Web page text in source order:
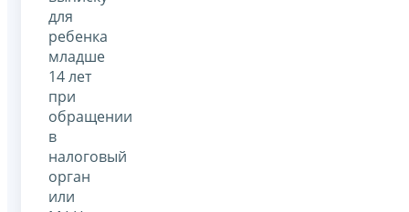
для
ребенка
младше
14 лет
при
обращении
в
налоговый
орган
или